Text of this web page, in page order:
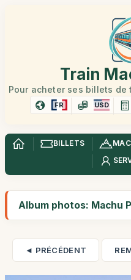
Train
Pour acheter ses billets
FR USD
BILLETS
Album photos: Machu
◄ PRÉCÉDENT